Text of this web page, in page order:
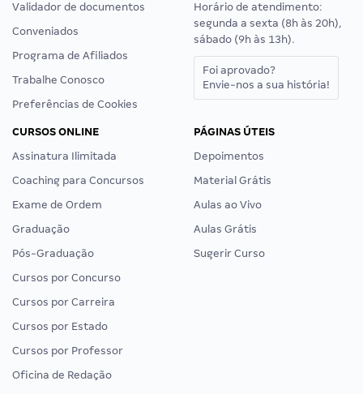
Validador de documentos
Conveniados
Programa de Afiliados
Trabalhe Conosco
Preferências de Cookies
Horário de atendimento:
segunda a sexta (8h às 20h),
sábado (9h às 13h).
Foi aprovado?
Envie-nos a sua história!
CURSOS ONLINE
Assinatura Ilimitada
Coaching para Concursos
Exame de Ordem
Graduação
Pós-Graduação
Cursos por Concurso
Cursos por Carreira
Cursos por Estado
Cursos por Professor
Oficina de Redação
PÁGINAS ÚTEIS
Depoimentos
Material Grátis
Aulas ao Vivo
Aulas Grátis
Sugerir Curso